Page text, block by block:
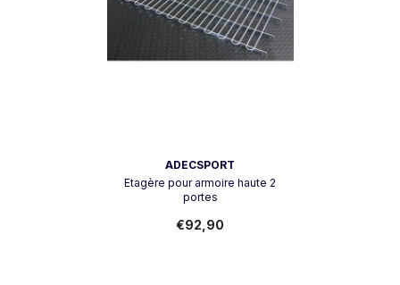
ADECSPORT
Etagère pour armoire haute 2
portes
€92,90